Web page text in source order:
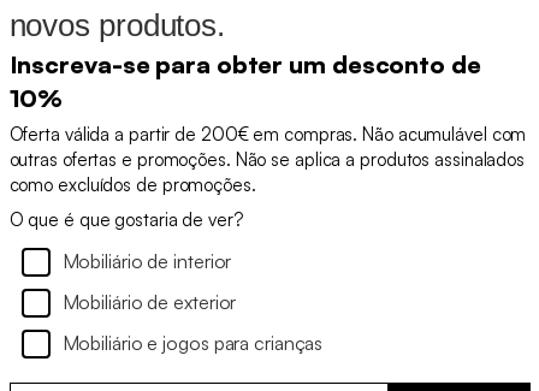
novos produtos.
Inscreva-se para obter um desconto de
10%
Oferta válida a partir de 200€ em compras. Não acumulável com
outras ofertas e promoções. Não se aplica a produtos assinalados
como excluídos de promoções.
O que é que gostaria de ver?
Mobiliário de interior
Mobiliário de exterior
Mobiliário e jogos para crianças